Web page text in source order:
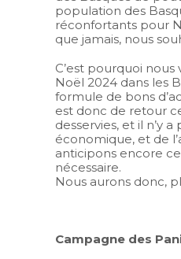
population des
réconfortants pour
que jamais, nous
C’est pourquoi
Noël 2024 dans les
formule de bons
est donc de retour
desservies, et il n’y
économique, et de
anticipons encore
nécessaire.
Nous aurons donc,
Campagne des